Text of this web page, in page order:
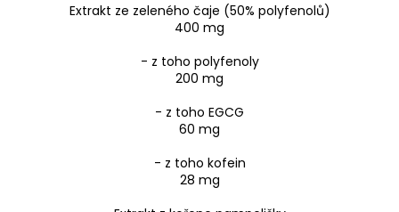
Extrakt ze zeleného čaje (50% polyfenolů)
400 mg
- z toho polyfenoly
200 mg
- z toho EGCG
60 mg
- z toho kofein
28 mg